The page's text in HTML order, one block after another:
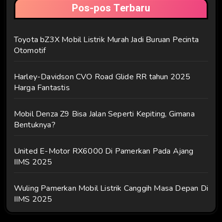
Pos-pos Terbaru
Toyota bZ3X Mobil Listrik Murah Jadi Buruan Pecinta
Otomotif
Harley-Davidson CVO Road Glide RR tahun 2025
Harga Fantastis
Mobil Denza Z9 Bisa Jalan Seperti Kepiting, Gimana
Bentuknya?
United E-Motor RX6000 Di Pamerkan Pada Ajang
IIMS 2025
Wuling Pamerkan Mobil Listrik Canggih Masa Depan Di
IIMS 2025